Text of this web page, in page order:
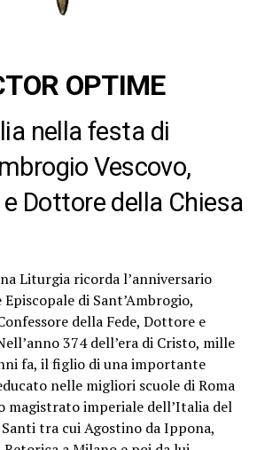
OPTIME
nella festa di
Vescovo,
Dottore della Chiesa
Liturgia ricorda l’anniversario
di Sant’Ambrogio,
della Fede, Dottore e
374 dell’era di Cristo, mille
fa, il figlio di una importante
nelle migliori scuole di Roma
magistrato imperiale dell’Italia del
tra cui Agostino da Ippona,